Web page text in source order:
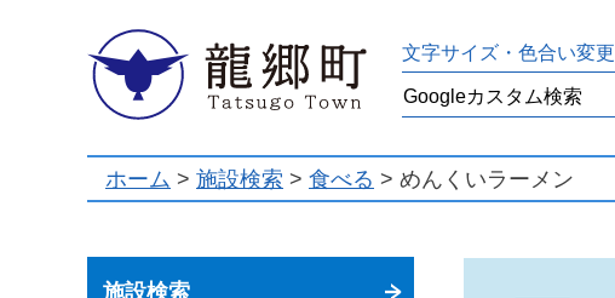
龍郷町 文字サイズ・色合い変更
ホーム > 施設検索 > 食べる > めんくいラーメン
施設検索